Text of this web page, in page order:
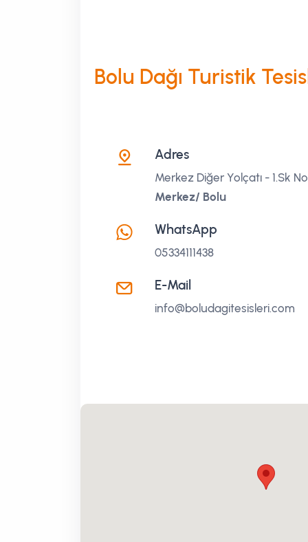
Bolu Dağı Turistik
Adres
Merkez Diğer Yolçatı - 1.Sk
Merkez/ Bolu
WhatsApp
05334111438
E-Mail
info@boludagitesisleri.com